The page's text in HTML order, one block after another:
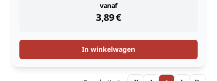
vanaf
3,89€
instock
In winkelwagen